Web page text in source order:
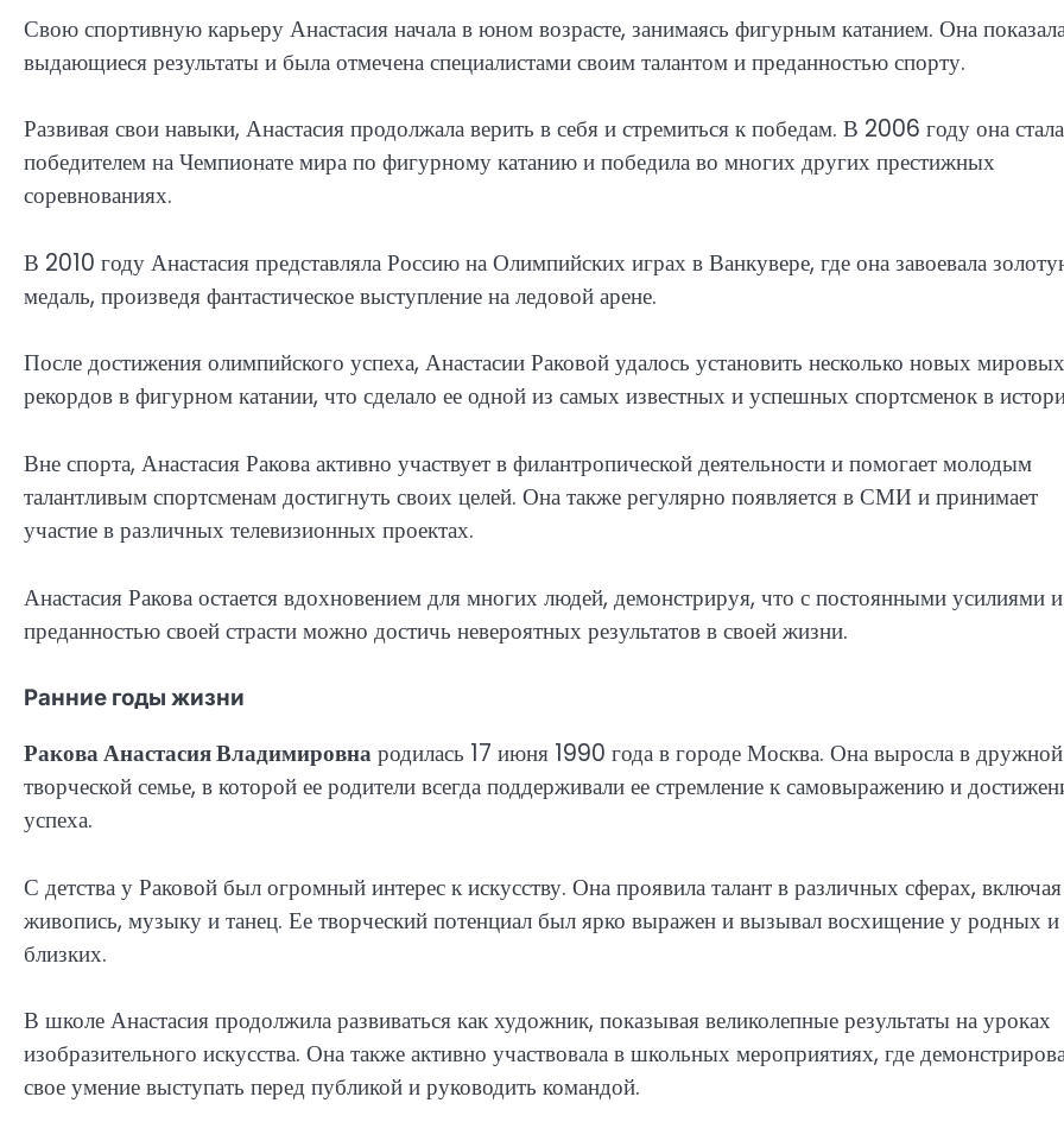
Свою спортивную карьеру Анастасия начала в юном возрасте, занимаясь фигурным катанием. Она
выдающиеся результаты и была отмечена специалистами своим талантом и преданностью спорту.
Развивая свои навыки, Анастасия продолжала верить в себя и стремиться к победам. В 2006 году она стала
победителем на Чемпионате мира по фигурному катанию и победила во многих других престижных
соревнованиях.
В 2010 году Анастасия представляла Россию на Олимпийских играх в Ванкувере, где она завоевала
медаль, произведя фантастическое выступление на ледовой арене.
После достижения олимпийского успеха, Анастасии Раковой удалось установить несколько новых мировых
рекордов в фигурном катании, что сделало ее одной из самых известных и успешных спортсменок в
Вне спорта, Анастасия Ракова активно участвует в филантропической деятельности и помогает молодым
талантливым спортсменам достигнуть своих целей. Она также регулярно появляется в СМИ и принимает
участие в различных телевизионных проектах.
Анастасия Ракова остается вдохновением для многих людей, демонстрируя, что с постоянными усилиями и
преданностью своей страсти можно достичь невероятных результатов в своей жизни.
Ранние годы жизни
Ракова Анастасия Владимировнародилась 17 июня 1990 года в городе Москва. Она выросла в
творческой семье, в которой ее родители всегда поддерживали ее стремление к самовыражению и
успеха.
С детства у Раковой был огромный интерес к искусству. Она проявила талант в различных сферах, включая
живопись, музыку и танец. Ее творческий потенциал был ярко выражен и вызывал восхищение у родных и
близких.
В школе Анастасия продолжила развиваться как художник, показывая великолепные результаты на уроках
изобразительного искусства. Она также активно участвовала в школьных мероприятиях, где
свое умение выступать перед публикой и руководить командой.